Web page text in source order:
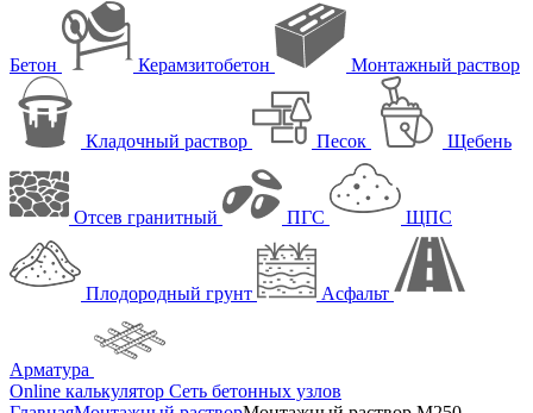
Бетон Керамзитобетон Монтажный раствор
Кладочный раствор Песок Щебень
Отсев гранитный ПГС ЩПС
Плодородный грунт Асфальт
Арматура
Online калькулятор Сеть бетонных узлов